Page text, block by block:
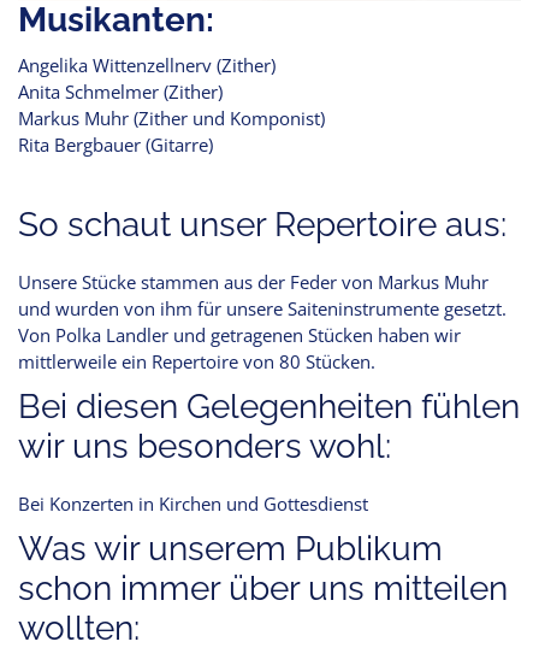
Musikanten:
Angelika Wittenzellnerv (Zither)
Anita Schmelmer (Zither)
Markus Muhr (Zither und Komponist)
Rita Bergbauer (Gitarre)
So schaut unser Repertoire aus:
Unsere Stücke stammen aus der Feder von Markus Muhr
und wurden von ihm für unsere Saiteninstrumente gesetzt.
Von Polka Landler und getragenen Stücken haben wir
mittlerweile ein Repertoire von 80 Stücken.
Bei diesen Gelegenheiten fühlen
wir uns besonders wohl:
Bei Konzerten in Kirchen und Gottesdienst
Was wir unserem Publikum
schon immer über uns mitteilen
wollten: